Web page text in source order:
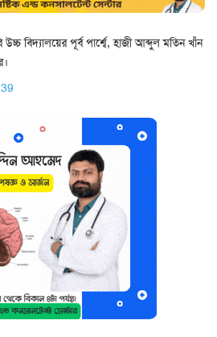
বিদ্যালয়ের পূর্ব পার্শ্বে, হাজী আব্দুল মতিন খাঁন